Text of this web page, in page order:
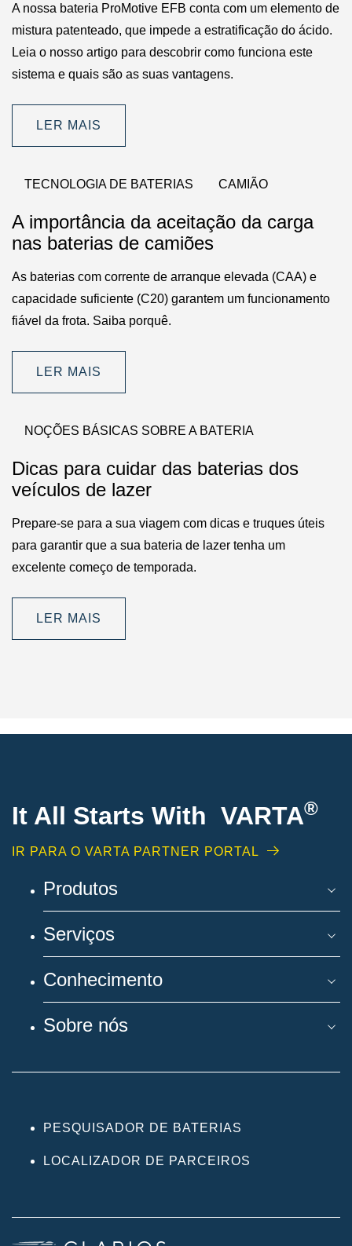
A nossa bateria ProMotive EFB conta com um elemento de
mistura patenteado, que impede a estratificação do ácido.
Leia o nosso artigo para descobrir como funciona este
sistema e quais são as suas vantagens.
LER MAIS
TECNOLOGIA DE BATERIAS CAMIÃO
A importância da aceitação da carga
nas baterias de camiões
As baterias com corrente de arranque elevada (CAA) e
capacidade suficiente (C20) garantem um funcionamento
fiável da frota. Saiba porquê.
LER MAIS
NOÇÕES BÁSICAS SOBRE A BATERIA
Dicas para cuidar das baterias dos
veículos de lazer
Prepare-se para a sua viagem com dicas e truques úteis
para garantir que a sua bateria de lazer tenha um
excelente começo de temporada.
LER MAIS
It All Starts With VARTA®
IR PARA O VARTA PARTNER PORTAL
Produtos
Serviços
Conhecimento
Sobre nós
PESQUISADOR DE BATERIAS
LOCALIZADOR DE PARCEIROS